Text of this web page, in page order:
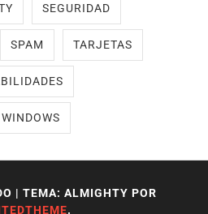
SEGURIDAD
SPAM TARJETAS
WINDOWS
| TEMA: ALMIGHTY POR
.